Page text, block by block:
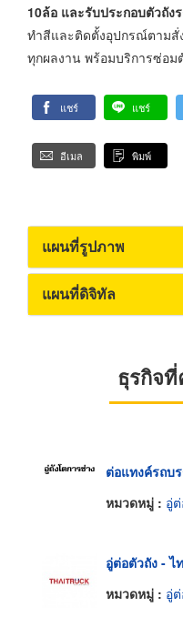
10ล้อ และรับประกอบตัวถัง
ทำสีและติดตั้งอุปกรณ์ตามสั่
ทุกผลงาน พร้อมบริการซ่อม
แชร์ แชร์
อีเมล พิมพ์
แผนที่รูปภาพ
แผนที่ดิจิทัล
ธุรกิจ
ต่อแทงค์รถบ
หมวดหมู่ : อู่
อู่ต่อตัวถัง -
หมวดหมู่ : อู่